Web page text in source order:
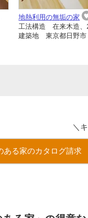
地熱利用の無垢の家
工法構造 在来木造、
建築地 東京都日野市
＼
ある家のカタログ請求